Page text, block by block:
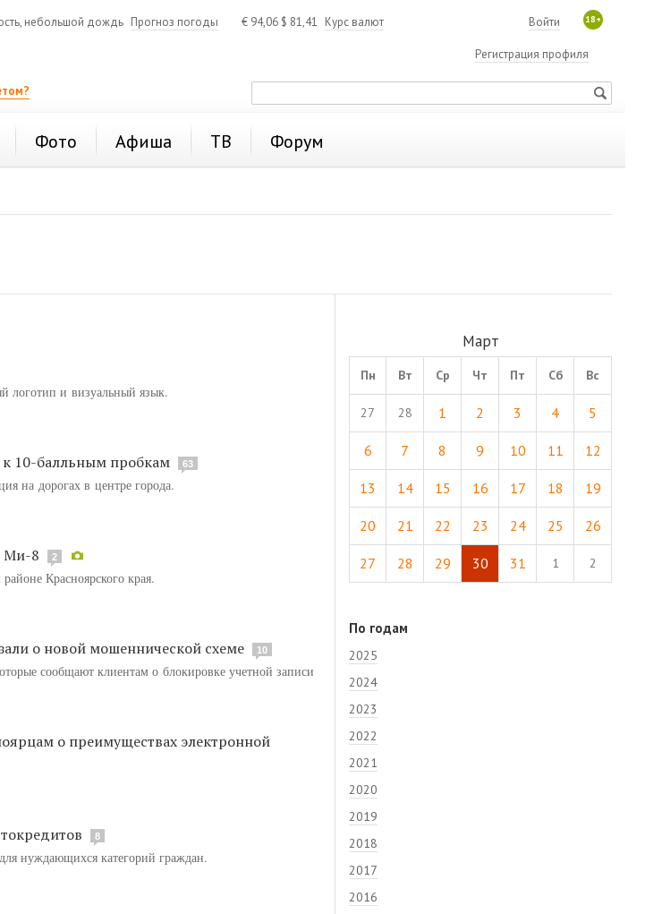
небольшой дождь Прогноз погоды € 94,06 $ 81,41 Курс валют 18+
Войти
Регистрация профиля
Фото Афиша ТВ Форум
логотип и визуальный язык.
к 10-балльным пробкам 63
на дорогах в центре города.
Ми-8 2
Красноярского края.
о новой мошеннической схеме 10
сообщают клиентам о блокировке учетной записи
о преимуществах электронной
8
нуждающихся категорий граждан.
Март
Пн Вт Ср Чт Пт Сб Вс
27 28 1 2 3 4 5
6 7 8 9 10 11 12
13 14 15 16 17 18 19
20 21 22 23 24 25 26
27 28 29 30 31 1 2
По годам
2025
2024
2023
2022
2021
2020
2019
2018
2017
2016